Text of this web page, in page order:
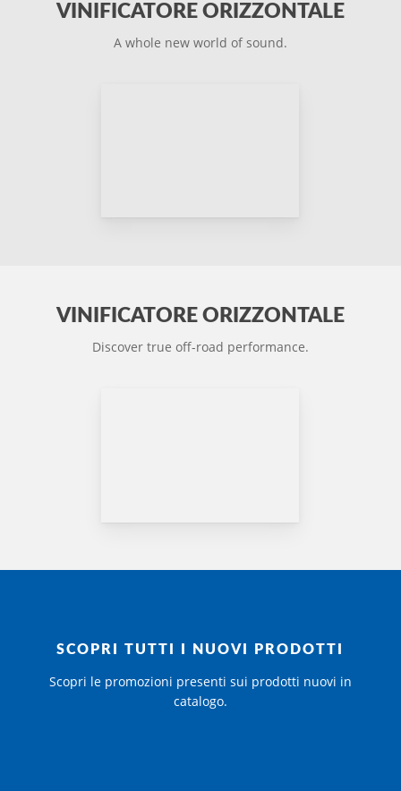
VINIFICATORE ORIZZONTALE
A whole new world of sound.
VINIFICATORE ORIZZONTALE
Discover true off-road performance.
SCOPRI TUTTI I NUOVI PRODOTTI
Scopri le promozioni presenti sui prodotti nuovi in
catalogo.